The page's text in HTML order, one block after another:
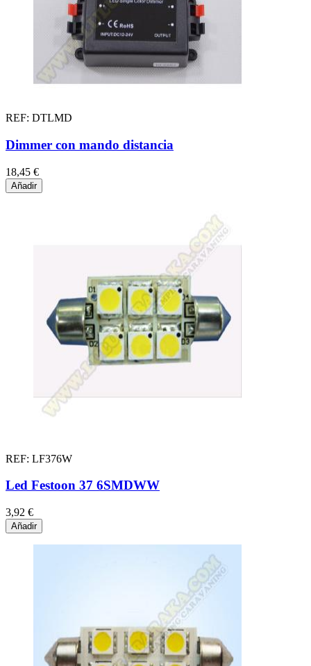
REF: DTLMD
Dimmer con mando distancia
18,45 €
Añadir
REF: LF376W
Led Festoon 37 6SMDWW
3,92 €
Añadir